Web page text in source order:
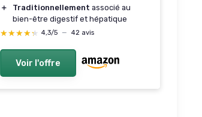
＋
Traditionnellement associé au
bien-être digestif et hépatique
★★★★★
★★★★★ 4,3/5 — 42 avis
Voir l'offre